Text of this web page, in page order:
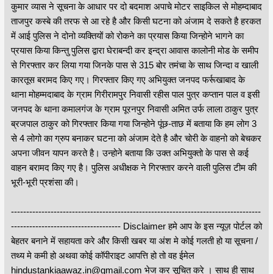
कुमार व्यास ने सूचना के आधार पर दो बदमाश अपाचे मोटर साइकिल से मोहम्दाबाद
ताजपुर कस्बे की तरफ से आ रहे है और किसी घटना को अंजाम दे सकते है हरकत
में आई पुलिस ने दोनो व्यक्तियों को रोकने का प्रयास किया जिन्होने भागने का
प्रयास किया किन्तु पुलिस द्वारा घेराबन्दी कर इन्द्रा आवास कालोनी मोड के समीप
से गिरफ्तार कर लिया गया जिनके पास से 315 बोर तमंचा के साथ जिन्दा व खाली
कारतूस बरामद किए गए। गिरफ्तार किए गए अभियुक्त जनपद फर्रूखाबाद के
थाना मोहम्मदाबाद के ग्राम गिरीरामपुर निवासी रहीस पाल पुत्र कप्तान पाल व इसी
जनपद के थाना कमालगंज के ग्राम पूरनपुर निवासी अमित उर्फ लाला ठाकुर पुत्र
ब्रजपाल ठाकुर को गिरफ्तार किया गया जिन्होने पूंछ-ताछ में बताया कि हम लोग 3
से 4 लोगो का ग्रुप बनाकर घटना को अंजाम देते है और चोरी के वाहनो को बेचकर
अपना जीवन यापन करते है। उन्होने बताया कि उक्त अभियुक्तो के पास से कई
वाहन बरामद किए गए है। पुलिस अधीक्षक ने गिरफ्तार करने वाली पुलिस टीम की
भूरी-भूरी प्रशंसा की।
----------------------------------------------------------------------------------
------------------------------------ Disclaimer हमे आप के इस न्यूज़ पोर्टल को
बेहतर बनाने में सहायता करे और किसी खबर या अंश मे कोई गलती हो या सूचना /
तथ्य मे कमी हो अथवा कोई कॉपीराइट आपत्ति हो तो वह ईमेल
hindustankiaawaz.in@gmail.com भेज कर सूचित करे । साथ ही साथ